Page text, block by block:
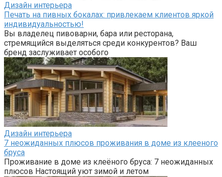
Дизайн интерьера
Печать на пивных бокалах: привлекаем клиентов яркой
индивидуальностью!
Вы владелец пивоварни, бара или ресторана,
стремящийся выделяться среди конкурентов? Ваш
бренд заслуживает особого
Дизайн интерьера
7 неожиданных плюсов проживания в доме из клееного
бруса
Проживание в доме из клеёного бруса: 7 неожиданных
плюсов Настоящий уют зимой и летом